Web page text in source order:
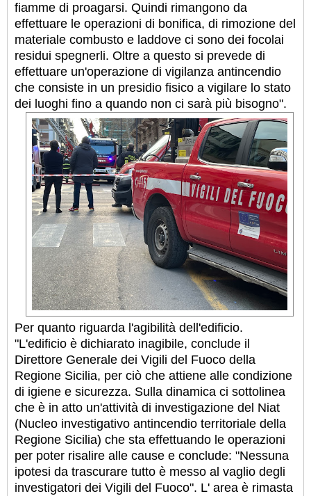
fiamme di proagarsi. Quindi rimangono da
effettuare le operazioni di bonifica, di rimozione del
materiale combusto e laddove ci sono dei focolai
residui spegnerli. Oltre a questo si prevede di
effettuare un'operazione di vigilanza antincendio
che consiste in un presidio fisico a vigilare lo stato
dei luoghi fino a quando non ci sarà più bisogno".
Per quanto riguarda l'agibilità dell'edificio.
"L'edificio è dichiarato inagibile, conclude il
Direttore Generale dei Vigili del Fuoco della
Regione Sicilia, per ciò che attiene alle condizione
di igiene e sicurezza. Sulla dinamica ci sottolinea
che è in atto un'attività di investigazione del Niat
(Nucleo investigativo antincendio territoriale della
Regione Sicilia) che sta effettuando le operazioni
per poter risalire alle cause e conclude: "Nessuna
ipotesi da trascurare tutto è messo al vaglio degli
investigatori dei Vigili del Fuoco". L' area è rimasta